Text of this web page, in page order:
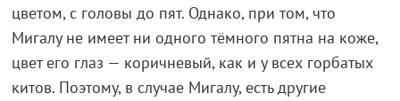
цветом, с головы до пят. Однако, при том, что
Мигалу не имеет ни одного тёмного пятна на коже,
цвет его глаз — коричневый, как и у всех горбатых
китов. Поэтому, в случае Мигалу, есть другие